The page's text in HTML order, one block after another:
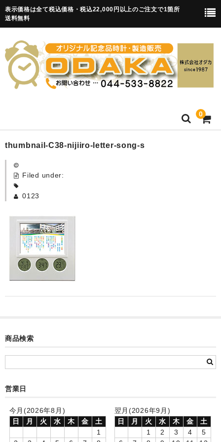
表示価格は全て税込価格・税込22,000円以上のご注文で1箇所
送料無料
0
HOME
卒園記念品
カード付フォトフレームクロック(集合)
目覚まし時計(集合＋個別)
メロディ時計(集合)
制服メモリー
お絵かきギャラリー
自作オリジナル時計
thumbnail-C38-nijiiro-letter-song-s
Filed under:
0123
商品検索
営業日
今月(2026年8月)
日
月 火 水 木 金
土
1
翌月(2026年9月)
日
月 火 水 木 金
土
1
2 3 4
5